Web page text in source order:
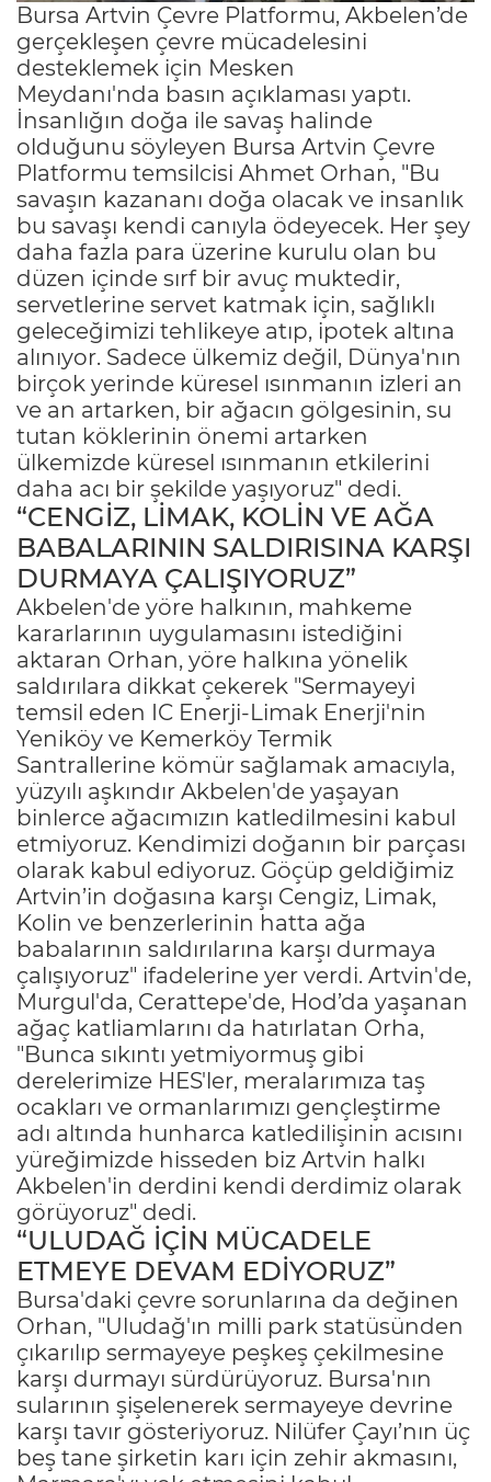
Bursa Artvin Çevre Platformu, Akbelen’de
gerçekleşen çevre mücadelesini
desteklemek için Mesken
Meydanı'nda basın açıklaması yaptı.
İnsanlığın doğa ile savaş halinde
olduğunu söyleyen Bursa Artvin Çevre
Platformu temsilcisi Ahmet Orhan, "Bu
savaşın kazananı doğa olacak ve insanlık
bu savaşı kendi canıyla ödeyecek. Her şey
daha fazla para üzerine kurulu olan bu
düzen içinde sırf bir avuç muktedir,
servetlerine servet katmak için, sağlıklı
geleceğimizi tehlikeye atıp, ipotek altına
alınıyor. Sadece ülkemiz değil, Dünya'nın
birçok yerinde küresel ısınmanın izleri an
ve an artarken, bir ağacın gölgesinin, su
tutan köklerinin önemi artarken
ülkemizde küresel ısınmanın etkilerini
daha acı bir şekilde yaşıyoruz" dedi.
“CENGİZ, LİMAK, KOLİN VE AĞA
BABALARININ SALDIRISINA KARŞI
DURMAYA ÇALIŞIYORUZ”
Akbelen'de yöre halkının, mahkeme
kararlarının uygulamasını istediğini
aktaran Orhan, yöre halkına yönelik
saldırılara dikkat çekerek "Sermayeyi
temsil eden IC Enerji-Limak Enerji'nin
Yeniköy ve Kemerköy Termik
Santrallerine kömür sağlamak amacıyla,
yüzyılı aşkındır Akbelen'de yaşayan
binlerce ağacımızın katledilmesini kabul
etmiyoruz. Kendimizi doğanın bir parçası
olarak kabul ediyoruz. Göçüp geldiğimiz
Artvin’in doğasına karşı Cengiz, Limak,
Kolin ve benzerlerinin hatta ağa
babalarının saldırılarına karşı durmaya
çalışıyoruz" ifadelerine yer verdi. Artvin'de,
Murgul'da, Cerattepe'de, Hod’da yaşanan
ağaç katliamlarını da hatırlatan Orha,
"Bunca sıkıntı yetmiyormuş gibi
derelerimize HES'ler, meralarımıza taş
ocakları ve ormanlarımızı gençleştirme
adı altında hunharca katledilişinin acısını
yüreğimizde hisseden biz Artvin halkı
Akbelen'in derdini kendi derdimiz olarak
görüyoruz" dedi.
“ULUDAĞ İÇİN MÜCADELE
ETMEYE DEVAM EDİYORUZ”
Bursa'daki çevre sorunlarına da değinen
Orhan, "Uludağ'ın milli park statüsünden
çıkarılıp sermayeye peşkeş çekilmesine
karşı durmayı sürdürüyoruz. Bursa'nın
sularının şişelenerek sermayeye devrine
karşı tavır gösteriyoruz. Nilüfer Çayı’nın üç
beş tane şirketin karı için zehir akmasını,